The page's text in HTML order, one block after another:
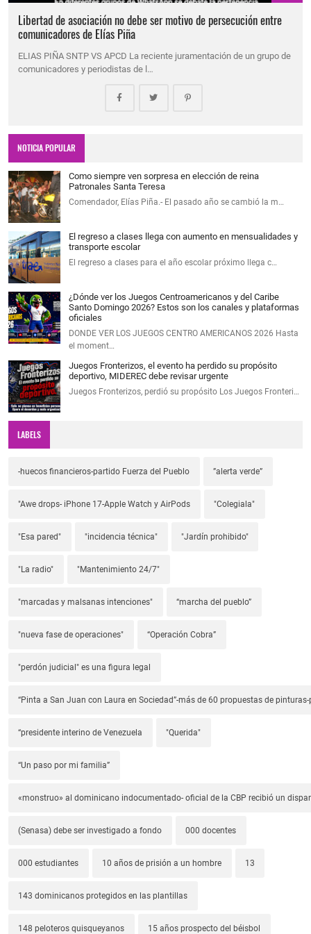
Libertad de asociación no debe ser motivo de persecución entre
comunicadores de Elías Piña
ELIAS PIÑA SNTP VS APCD La reciente juramentación de un grupo de
comunicadores y periodistas de l…
NOTICIA POPULAR
Como siempre ven sorpresa en elección de reina
Patronales Santa Teresa
Comendador, Elías Piña.- El pasado año se cambió la m…
El regreso a clases llega con aumento en mensualidades y
transporte escolar
El regreso a clases para el año escolar próximo llega c…
¿Dónde ver los Juegos Centroamericanos y del Caribe
Santo Domingo 2026? Estos son los canales y plataformas
oficiales
DONDE VER LOS JUEGOS CENTRO AMERICANOS 2026 Hasta
el moment…
Juegos Fronterizos, el evento ha perdido su propósito
deportivo, MIDEREC debe revisar urgente
Juegos Fronterizos, perdió su propósito Los Juegos Fronteri…
LABELS
-huecos financieros-partido Fuerza del Pueblo ”alerta verde”
"Awe drops- iPhone 17-Apple Watch y AirPods "Colegiala"
"Esa pared" "incidencia técnica" "Jardín prohibido"
"La radio" "Mantenimiento 24/7"
"marcadas y malsanas intenciones" “marcha del pueblo”
"nueva fase de operaciones" “Operación Cobra”
"perdón judicial" es una figura legal
“Pinta a San Juan con Laura en Sociedad”-más de 60 propuestas de
“presidente interino de Venezuela "Querida"
“Un paso por mi familia”
«monstruo» al dominicano indocumentado- oficial de la CBP recibió un
(Senasa) debe ser investigado a fondo 000 docentes
000 estudiantes 10 años de prisión a un hombre 13
143 dominicanos protegidos en las plantillas
148 peloteros quisqueyanos 15 años prospecto del béisbol